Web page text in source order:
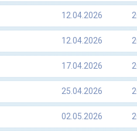
12.04.2026
12.04.2026
17.04.2026
25.04.2026
02.05.2026